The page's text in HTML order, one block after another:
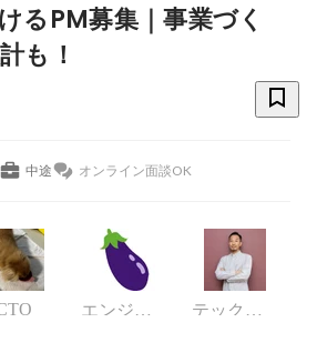
るPM募集｜事業づく
も！
中途 オンライン面談OK
エンジニア テックリード